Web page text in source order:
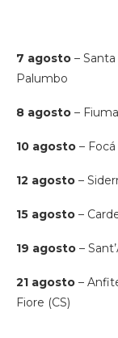
7 agosto –
Palumbo
8 agosto –
10 agosto – Focá
12 agosto –
15 agosto –
19 agosto –
21 agosto –
Fiore (CS)